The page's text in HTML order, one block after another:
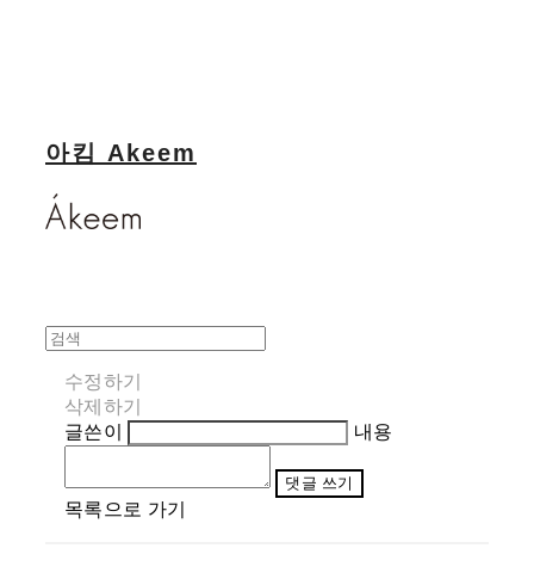
아킴 Akeem
수정하기
삭제하기
글쓴이
내용
댓글 쓰기
목록으로 가기